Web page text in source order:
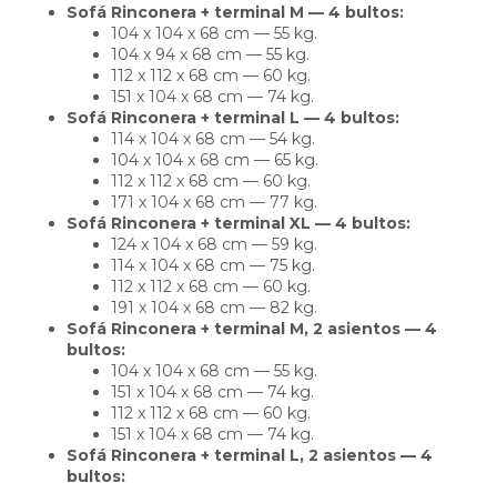
Sofá Rinconera + terminal M — 4 bultos:
104 x 104 x 68 cm — 55 kg.
104 x 94 x 68 cm — 55 kg.
112 x 112 x 68 cm — 60 kg.
151 x 104 x 68 cm — 74 kg.
Sofá Rinconera + terminal L — 4 bultos:
114 x 104 x 68 cm — 54 kg.
104 x 104 x 68 cm — 65 kg.
112 x 112 x 68 cm — 60 kg.
171 x 104 x 68 cm — 77 kg.
Sofá Rinconera + terminal XL — 4 bultos:
124 x 104 x 68 cm — 59 kg.
114 x 104 x 68 cm — 75 kg.
112 x 112 x 68 cm — 60 kg.
191 x 104 x 68 cm — 82 kg.
Sofá Rinconera + terminal M, 2 asientos — 4
bultos:
104 x 104 x 68 cm — 55 kg.
151 x 104 x 68 cm — 74 kg.
112 x 112 x 68 cm — 60 kg.
151 x 104 x 68 cm — 74 kg.
Sofá Rinconera + terminal L, 2 asientos — 4
bultos: